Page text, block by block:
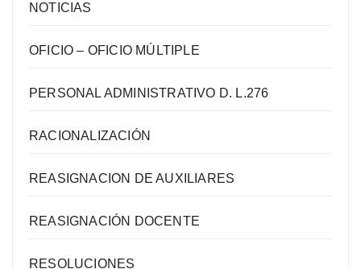
NOTICIAS
OFICIO – OFICIO MÚLTIPLE
PERSONAL ADMINISTRATIVO D. L.276
RACIONALIZACIÓN
REASIGNACION DE AUXILIARES
REASIGNACIÓN DOCENTE
RESOLUCIONES